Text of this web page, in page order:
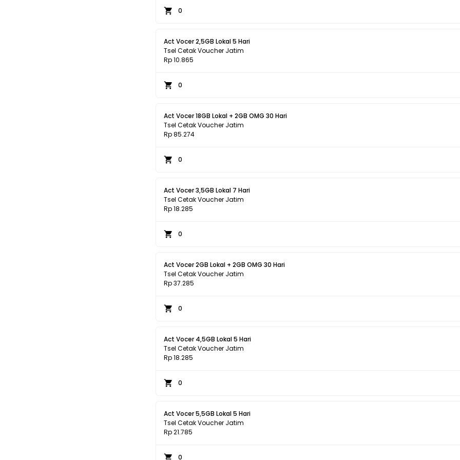
0
Act Vocer 2,5GB Lokal 5 Hari
Tsel Cetak Voucher Jatim
Rp 10.865
0
Act Vocer 18GB Lokal + 2GB OMG 30 Hari
Tsel Cetak Voucher Jatim
Rp 85.274
0
Act Vocer 3,5GB Lokal 7 Hari
Tsel Cetak Voucher Jatim
Rp 18.285
0
Act Vocer 2GB Lokal + 2GB OMG 30 Hari
Tsel Cetak Voucher Jatim
Rp 37.285
0
Act Vocer 4,5GB Lokal 5 Hari
Tsel Cetak Voucher Jatim
Rp 18.285
0
Act Vocer 5,5GB Lokal 5 Hari
Tsel Cetak Voucher Jatim
Rp 21.785
0